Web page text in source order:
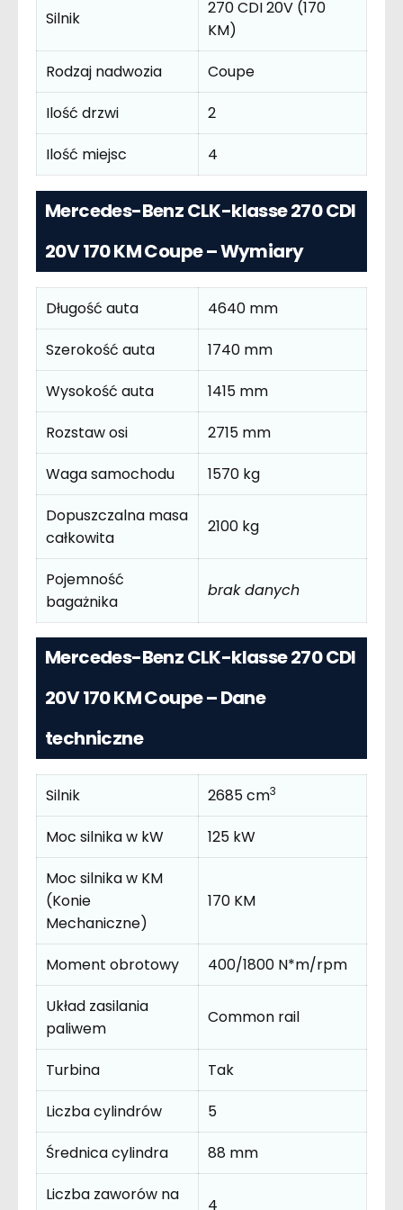
Silnik
270 CDI 20V (170
KM)
Rodzaj nadwozia
Coupe
Ilość drzwi
2
Ilość miejsc
4
Mercedes-Benz CLK-klasse 270 CDI
20V 170 KM Coupe – Wymiary
Długość auta
4640 mm
Szerokość auta
1740 mm
Wysokość auta
1415 mm
Rozstaw osi
2715 mm
Waga samochodu
1570 kg
Dopuszczalna masa
całkowita
2100 kg
Pojemność
bagażnika
brak danych
Mercedes-Benz CLK-klasse 270 CDI
20V 170 KM Coupe – Dane
techniczne
Silnik 2685 cm3
Moc silnika w kW
125 kW
Moc silnika w KM
(Konie
Mechaniczne)
170 KM
Moment obrotowy
400/1800 N*m/rpm
Układ zasilania
paliwem
Common rail
Turbina
Tak
Liczba cylindrów
5
Średnica cylindra
88 mm
Liczba zaworów na
4